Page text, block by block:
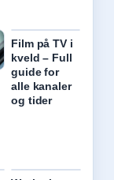
Film på TV i
kveld – Full
guide for
alle kanaler
og tider